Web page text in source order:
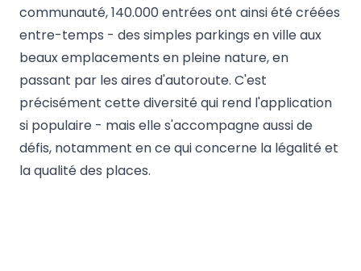
communauté, 140.000 entrées ont ainsi été créées
entre-temps - des simples parkings en ville aux
beaux emplacements en pleine nature, en
passant par les aires d'autoroute. C'est
précisément cette diversité qui rend l'application
si populaire - mais elle s'accompagne aussi de
défis, notamment en ce qui concerne la légalité et
la qualité des places.